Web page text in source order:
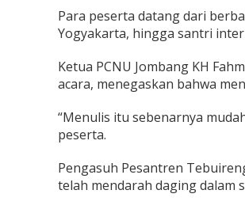
a
m
u
u
Para peserta datang dari
Yogyakarta, hingga santri
Ketua PCNU Jombang KH
acara, menegaskan bahwa
“Menulis itu sebenarnya
peserta.
Pengasuh Pesantren
telah mendarah daging dalam